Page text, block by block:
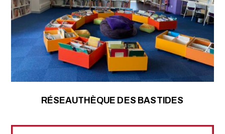
RÉSEAUTHÈQUE DES BASTIDES